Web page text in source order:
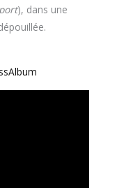
), dans une